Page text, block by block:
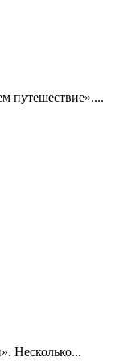
путешествие»....
Несколько...